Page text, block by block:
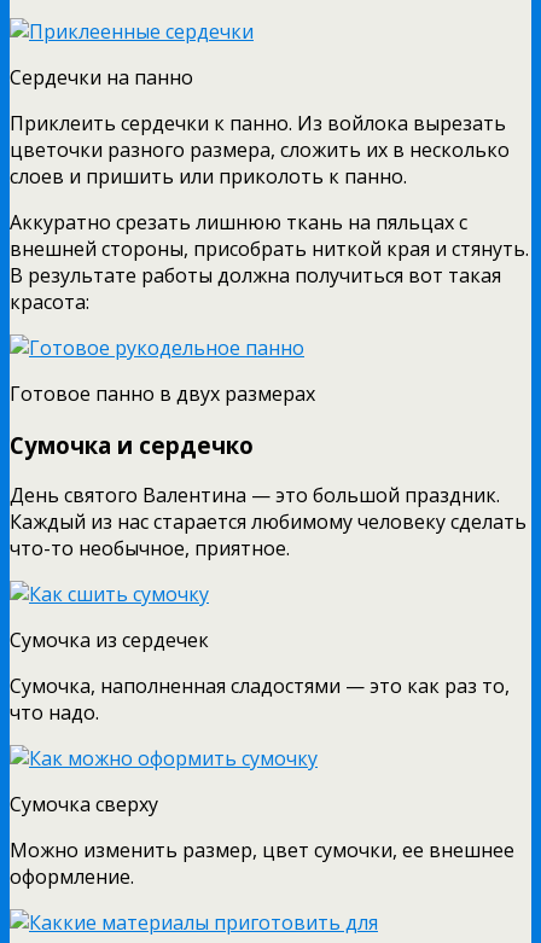
Сердечки на панно
Приклеить сердечки к панно. Из войлока вырезать
цветочки разного размера, сложить их в несколько
слоев и пришить или приколоть к панно.
Аккуратно срезать лишнюю ткань на пяльцах с
внешней стороны, присобрать ниткой края и стянуть.
В результате работы должна получиться вот такая
красота:
Готовое панно в двух размерах
Сумочка и сердечко
День святого Валентина — это большой праздник.
Каждый из нас старается любимому человеку сделать
что-то необычное, приятное.
Сумочка из сердечек
Сумочка, наполненная сладостями — это как раз то,
что надо.
Сумочка сверху
Можно изменить размер, цвет сумочки, ее внешнее
оформление.